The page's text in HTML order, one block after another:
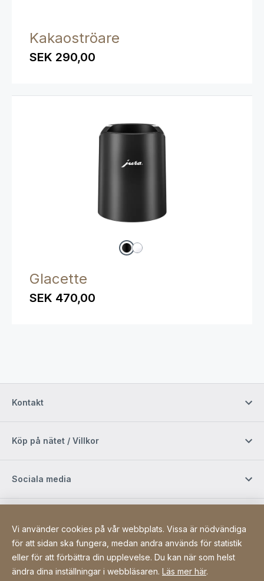
Kakaoströare
SEK 290,00
Glacette
SEK 470,00
Kontakt
Köp på nätet / Villkor
Sociala media
Site Web
[Website information]
Sitemap
Vi använder cookies på vår webbplats. Vissa är nödvändiga
för att sidan ska fungera, medan andra används för statistik
eller för att förbättra din upplevelse. Du kan när som helst
ändra dina inställningar i webbläsaren. Läs mer här.